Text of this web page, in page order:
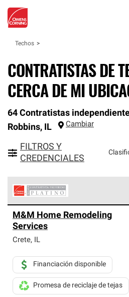
Techos
CONTRATISTAS DE
CERCA DE MI
64 Contratistas
Robbins, IL Cambiar
FILTROS Y
CREDENCIALES
Corning constituyen el nivel
exclusiva y cumplen con
profesionalismo, confiabilidad y
sistemas de techos.
M&M Home Remodeling
Services
Crete, IL
Financiación disponible
Promesa de reciclaje de tejas